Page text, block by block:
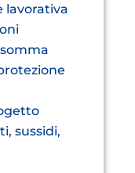
lavorativa
sussidi,